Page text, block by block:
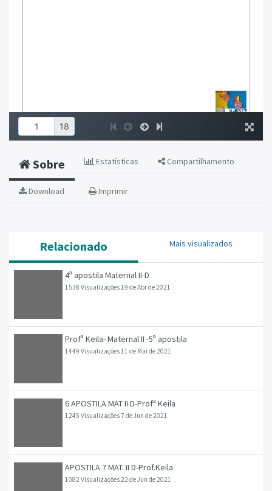
Relacionado Mais visualizados
4ª apostila Maternal II-D
1538 Visualizações19 de Abr de 2021
Profª Keila- Maternal II -5ª apostila
1449 Visualizações11 de Mai de 2021
6 APOSTILA MAT II D-Profª Keila
1245 Visualizações7 de Jun de 2021
APOSTILA 7 MAT. II D-Prof.Keila
1082 Visualizações22 de Jun de 2021
Sobre Estatísticas Compartilhamento
Download Imprimir